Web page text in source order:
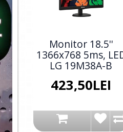
Monitor 18.5''
1366x768 5ms,
LG 19M38A-B
423,50LEI